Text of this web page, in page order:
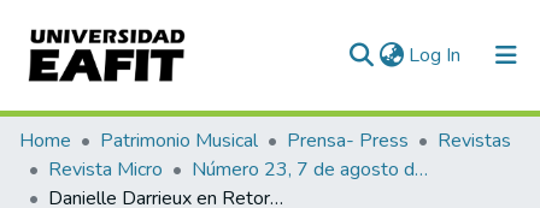
Log In (current)
Communities & Collections
All of DSpace
Home Patrimonio Musical Prensa- Press
Revistas
Revista Micro
Número 23, 7 de agosto de 1940
Danielle Darrieux en Retorno al Amanecer